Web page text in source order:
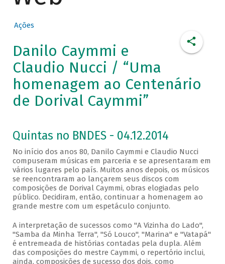
Ações
Danilo Caymmi e
Claudio Nucci / “Uma
homenagem ao Centenário
de Dorival Caymmi”
Quintas no BNDES - 04.12.2014
No início dos anos 80, Danilo Caymmi e Claudio Nucci
compuseram músicas em parceria e se apresentaram em
vários lugares pelo país. Muitos anos depois, os músicos
se reencontraram ao lançarem seus discos com
composições de Dorival Caymmi, obras elogiadas pelo
público. Decidiram, então, continuar a homenagem ao
grande mestre com um espetáculo conjunto.
A interpretação de sucessos como "A Vizinha do Lado",
"Samba da Minha Terra", "Só Louco", "Marina" e "Vatapá"
é entremeada de histórias contadas pela dupla. Além
das composições do mestre Caymmi, o repertório inclui,
ainda, composições de sucesso dos dois, como